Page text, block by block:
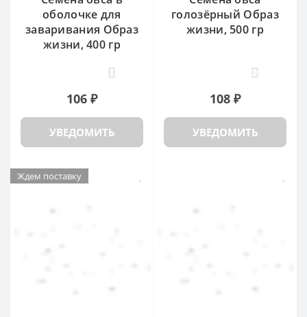
оболочке для
заваривания Образ
жизни, 400 гр
106 ₽
УВЕДОМИТЬ
голозёрный Образ
жизни, 500 гр
26
108 ₽
УВЕДОМИТЬ
Ждем поставку